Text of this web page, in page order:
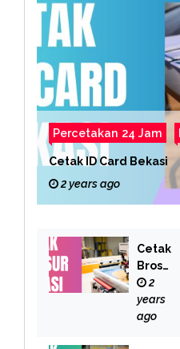
Percetakan 24 Jam
Cetak ID Card Bekasi
2 years ago
Cetak
Brosu
r
Bekas
i
2
years
ago